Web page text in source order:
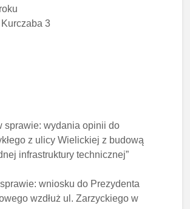
3
sprawie: wydania opinii do
z ulicy Wielickiej z budową
infrastruktury technicznej”
wniosku do Prezydenta
wzdłuż ul. Zarzyckiego w
sesja Rady
XII
w rytmie Disco!